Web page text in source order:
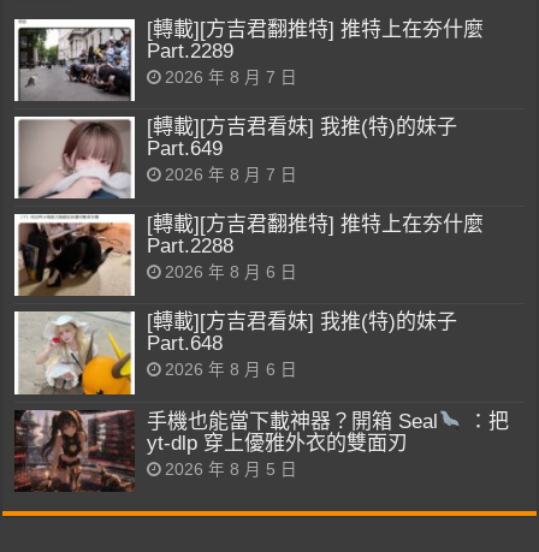
[轉載][方吉君翻推特] 推特上在夯什麼
Part.2289
2026 年 8 月 7 日
[轉載][方吉君看妹] 我推(特)的妹子
Part.649
2026 年 8 月 7 日
[轉載][方吉君翻推特] 推特上在夯什麼
Part.2288
2026 年 8 月 6 日
[轉載][方吉君看妹] 我推(特)的妹子
Part.648
2026 年 8 月 6 日
手機也能當下載神器？開箱 Seal
：把
yt-dlp 穿上優雅外衣的雙面刃
2026 年 8 月 5 日